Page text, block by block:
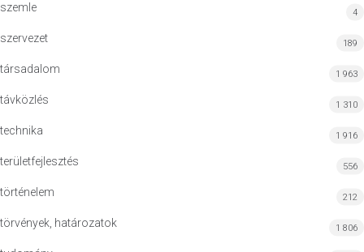
szemle 4
szervezet 189
társadalom 1 963
távközlés 1 310
technika 1 916
területfejlesztés 556
történelem 212
törvények, határozatok 1 806